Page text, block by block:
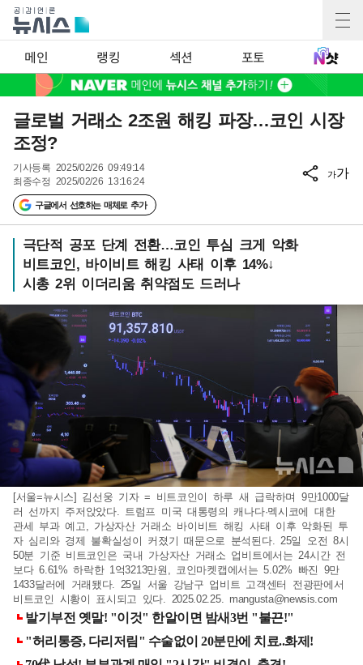
메인 랭킹 섹션 포토
글로벌 거래소 2조원 해킹 파장…코인 시장
조정?
기사등록 2025/02/26 09:49:14
최종수정 2025/02/26 13:16:24
구글에서 선호하는 매체로 추가
가가
극단적 공포 단계 전환…코인 투심 크게 악화
비트코인, 바이비트 해킹 사태 이후 14%↓
시총 2위 이더리움 취약점도 드러나
[서울=뉴시스] 김선웅 기자 = 비트코인이 하루 새 급락하며 9만1000달
러 선까지 주저앉았다. 트럼프 미국 대통령의 캐나다·멕시코에 대한
관세 부과 예고, 가상자산 거래소 바이비트 해킹 사태 이후 악화된 투
자 심리와 경제 불확실성이 커졌기 때문으로 분석된다. 25일 오전 8시
50분 기준 비트코인은 국내 가상자산 거래소 업비트에서는 24시간 전
보다 6.61% 하락한 1억3213만원, 코인마켓캡에서는 5.02% 빠진 9만
1433달러에 거래됐다. 25일 서울 강남구 업비트 고객센터 전광판에서
비트코인 시황이 표시되고 있다. 2025.02.25. mangusta@newsis.com